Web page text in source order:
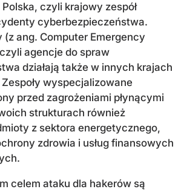
czyli krajowy zespół
cyberbezpieczeństwa.
(z ang. Computer Emergency
agencje do spraw
działają także w innych krajach
wyspecjalizowane
przed zagrożeniami płynącymi
strukturach również
z sektora energetycznego,
zdrowia i usług finansowych
celem ataku dla hakerów są